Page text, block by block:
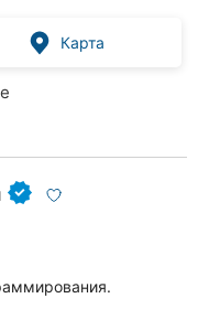
Карта